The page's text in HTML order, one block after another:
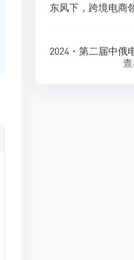
东风下，跨境电商
2024・第二届中俄
创新与跨境电商新